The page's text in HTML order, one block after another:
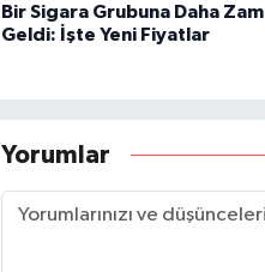
Bir Sigara Grubuna Daha Zam
Geldi: İşte Yeni Fiyatlar
Yorumlar